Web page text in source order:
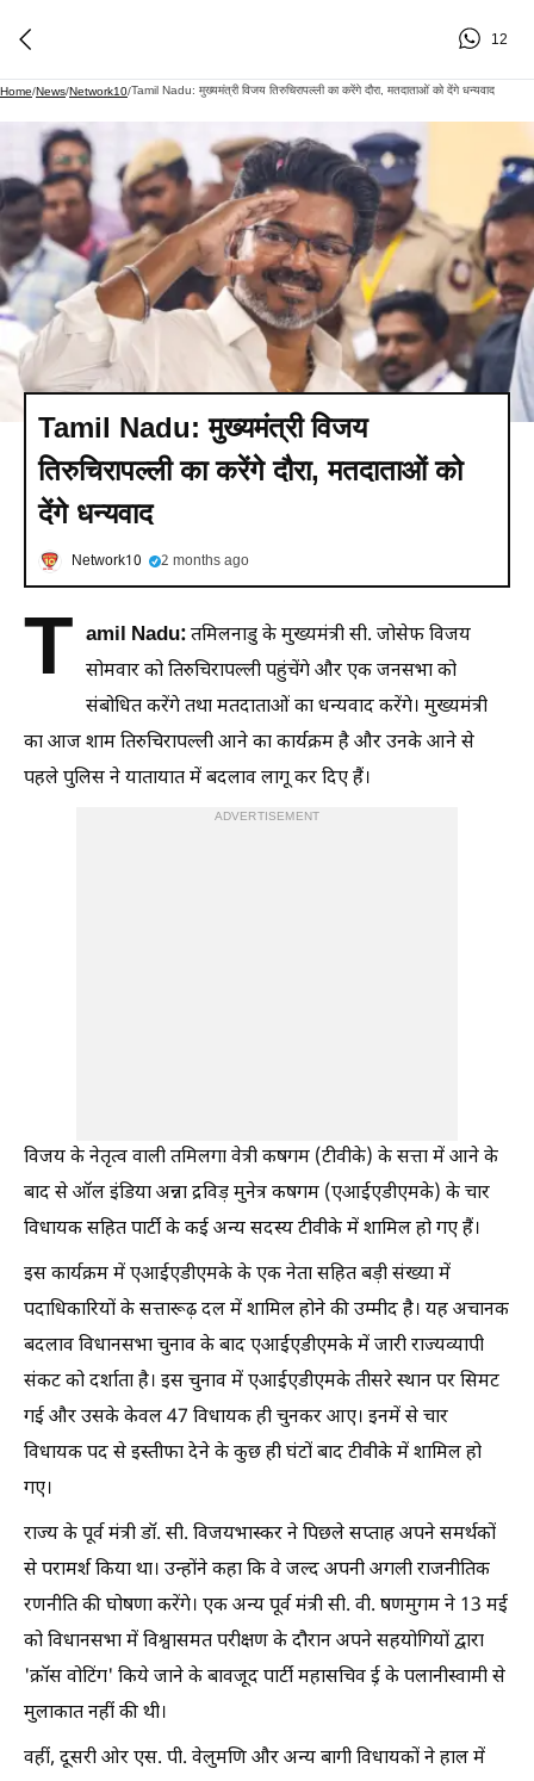
12
Home/News/Network10/Tamil Nadu: मुख्यमंत्री विजय तिरुचिरापल्ली का करेंगे दौरा, मतदाताओं को देंगे धन्यवाद
Tamil Nadu: मुख्यमंत्री विजय
तिरुचिरापल्ली का करेंगे दौरा, मतदाताओं को
देंगे धन्यवाद
Network10 2 months ago
T amil Nadu:तमिलनाडु के मुख्यमंत्री सी. जोसेफ विजय
सोमवार को तिरुचिरापल्ली पहुंचेंगे और एक जनसभा को
संबोधित करेंगे तथा मतदाताओं का धन्यवाद करेंगे। मुख्यमंत्री
का आज शाम तिरुचिरापल्ली आने का कार्यक्रम है और उनके आने से
पहले पुलिस ने यातायात में बदलाव लागू कर दिए हैं।
ADVERTISEMENT
विजय के नेतृत्व वाली तमिलगा वेत्री कषगम (टीवीके) के सत्ता में आने के
बाद से ऑल इंडिया अन्ना द्रविड़ मुनेत्र कषगम (एआईएडीएमके) के चार
विधायक सहित पार्टी के कई अन्य सदस्य टीवीके में शामिल हो गए हैं।
इस कार्यक्रम में एआईएडीएमके के एक नेता सहित बड़ी संख्या में
पदाधिकारियों के सत्तारूढ़ दल में शामिल होने की उम्मीद है। यह अचानक
बदलाव विधानसभा चुनाव के बाद एआईएडीएमके में जारी राज्यव्यापी
संकट को दर्शाता है। इस चुनाव में एआईएडीएमके तीसरे स्थान पर सिमट
गई और उसके केवल 47 विधायक ही चुनकर आए। इनमें से चार
विधायक पद से इस्तीफा देने के कुछ ही घंटों बाद टीवीके में शामिल हो
गए।
राज्य के पूर्व मंत्री डॉ. सी. विजयभास्कर ने पिछले सप्ताह अपने समर्थकों
से परामर्श किया था। उन्होंने कहा कि वे जल्द अपनी अगली राजनीतिक
रणनीति की घोषणा करेंगे। एक अन्य पूर्व मंत्री सी. वी. षणमुगम ने 13 मई
को विधानसभा में विश्वासमत परीक्षण के दौरान अपने सहयोगियों द्वारा
'क्रॉस वोटिंग' किये जाने के बावजूद पार्टी महासचिव ई़ के पलानीस्वामी से
मुलाकात नहीं की थी।
वहीं, दूसरी ओर एस. पी. वेलुमणि और अन्य बागी विधायकों ने हाल में